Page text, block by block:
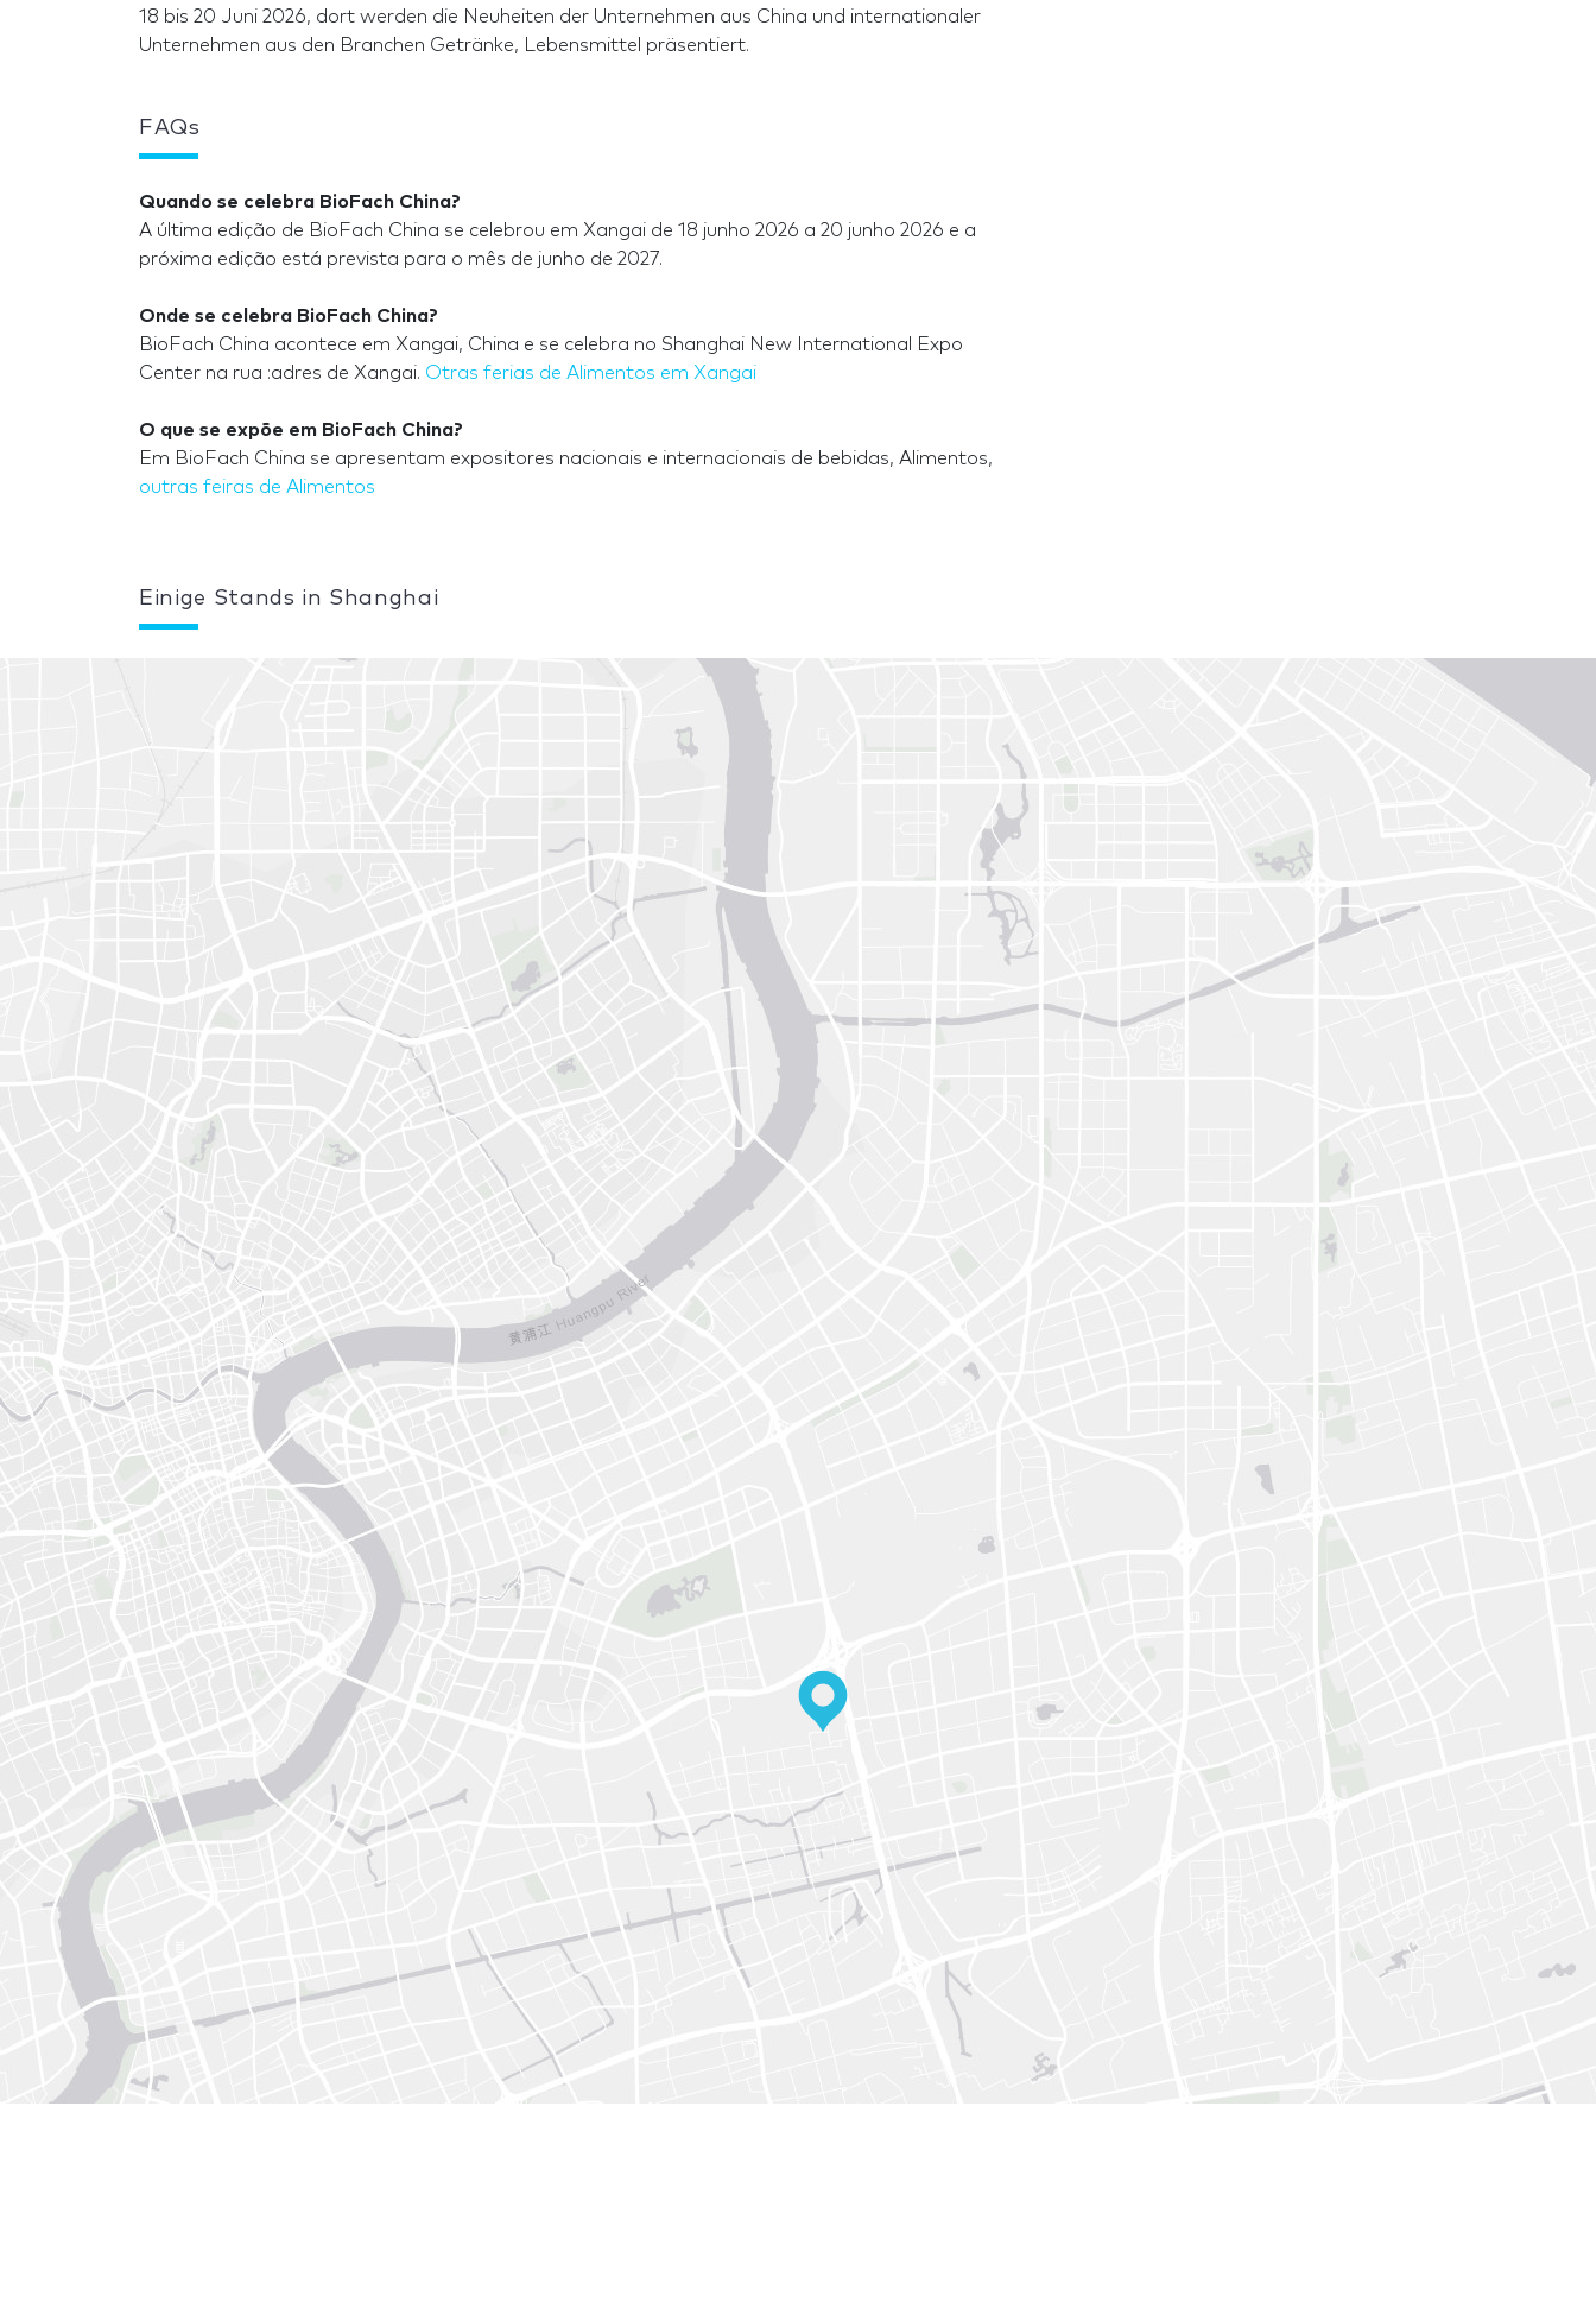
18 bis 20 Juni 2026, dort werden die Neuheiten der Unternehmen aus China und internationaler
Unternehmen aus den Branchen Getränke, Lebensmittel präsentiert.
FAQs
Quando se celebra BioFach China?
A última edição de BioFach China se celebrou em Xangai de 18 junho 2026 a 20 junho 2026 e a
próxima edição está prevista para o mês de junho de 2027.
Onde se celebra BioFach China?
BioFach China acontece em Xangai, China e se celebra no Shanghai New International Expo
Center na rua :adres de Xangai. Otras ferias de Alimentos em Xangai
O que se expõe em BioFach China?
Em BioFach China se apresentam expositores nacionais e internacionais de bebidas, Alimentos,
outras feiras de Alimentos
Einige Stands in Shanghai